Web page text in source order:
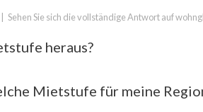
Sehen Sie sich die vollständige Antwort auf
heraus?
Mietstufe für meine